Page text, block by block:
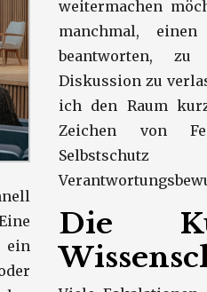
weitermachen
manchmal,
beantworten,
Diskussion zu
ich den Raum
Zeichen von
Die